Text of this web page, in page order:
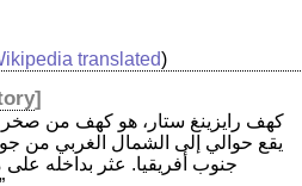
translated)
]
يقع حوالي إلى الشمال الغربي من
جنوب أفريقيا. عثر بداخله